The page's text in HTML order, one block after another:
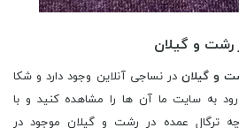
رشت و گیلان
و گیلاندر نساجی آنلاین وجود دارد و شکا
به سایت ما آن ها را مشاهده کنید و با
ترگال عمده در رشت و گیلان موجود در